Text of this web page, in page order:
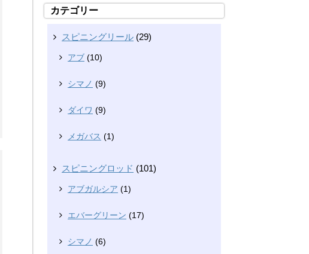
カテゴリー
スピニングリール (29)
アブ (10)
シマノ (9)
ダイワ (9)
メガバス (1)
スピニングロッド (101)
アブガルシア (1)
エバーグリーン (17)
シマノ (6)